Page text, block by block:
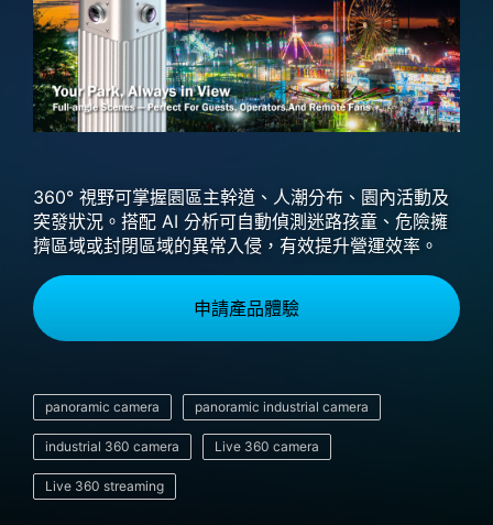
360° 視野可掌握園區主幹道、人潮分布、園內活動及
突發狀況。搭配 AI 分析可自動偵測迷路孩童、危險擁
擠區域或封閉區域的異常入侵，有效提升營運效率。​​
申請產品體驗
panoramic camera panoramic industrial camera
industrial 360 camera Live 360 camera
Live 360 streaming